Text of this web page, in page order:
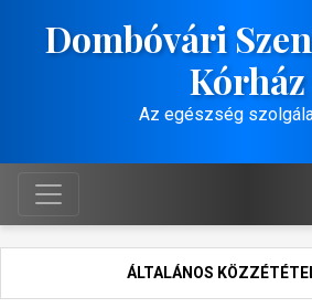
Dombóvári
Kórház
Az egészség
ÁLTALÁNOS